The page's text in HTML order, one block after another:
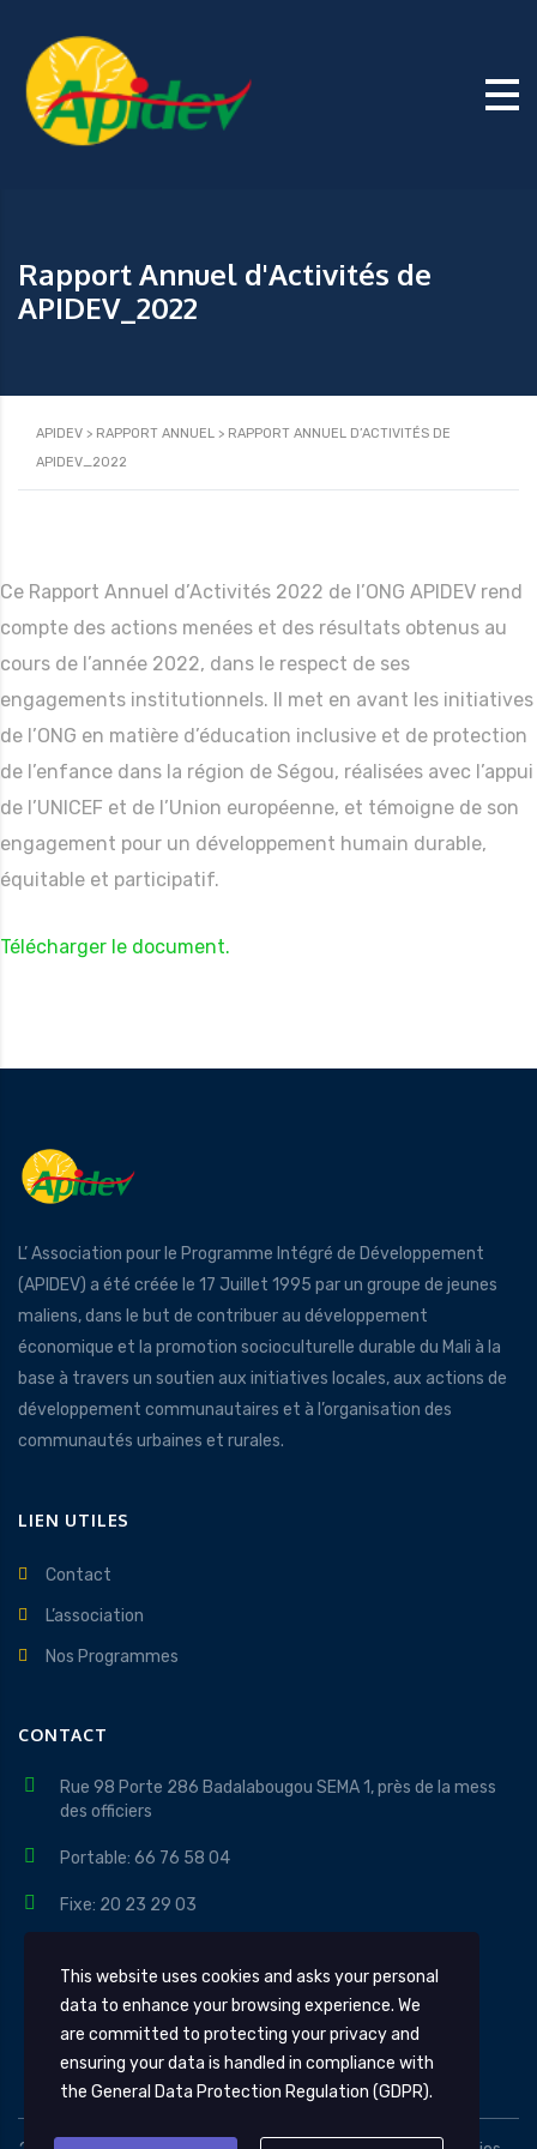
Rapport Annuel d'Activités de
APIDEV_2022
APIDEV > RAPPORT ANNUEL > RAPPORT ANNUEL D’ACTIVITÉS DE
APIDEV_2022
Ce Rapport Annuel d’Activités 2022 de l’ONG APIDEV rend
compte des actions menées et des résultats obtenus au
cours de l’année 2022, dans le respect de ses
engagements institutionnels. Il met en avant les initiatives
de l’ONG en matière d’éducation inclusive et de protection
de l’enfance dans la région de Ségou, réalisées avec l’appui
de l’UNICEF et de l’Union européenne, et témoigne de son
engagement pour un développement humain durable,
équitable et participatif.
Télécharger le document.
L’ Association pour le Programme Intégré de Développement
(APIDEV) a été créée le 17 Juillet 1995 par un groupe de jeunes
maliens, dans le but de contribuer au développement
économique et la promotion socioculturelle durable du Mali à la
base à travers un soutien aux initiatives locales, aux actions de
développement communautaires et à l’organisation des
communautés urbaines et rurales.
LIEN UTILES
Contact
L’association
Nos Programmes
CONTACT
Rue 98 Porte 286 Badalabougou SEMA 1, près de la mess
des officiers
Portable: 66 76 58 04
Fixe: 20 23 29 03
Lundi au Vendredi 08H - 18H
This website uses cookies and asks your personal
data to enhance your browsing experience. We
are committed to protecting your privacy and
ensuring your data is handled in compliance with
the General Data Protection Regulation (GDPR).